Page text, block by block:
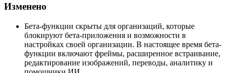
Изменено
Бета-функции скрыты для организаций, которые
блокируют бета-приложения и возможности в
настройках своей организации. В настоящее время бета-
функции включают фреймы, расширенное встраивание,
редактирование изображений, переводы, аналитику и